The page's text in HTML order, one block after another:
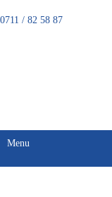
0711 / 82 58 87
Menu